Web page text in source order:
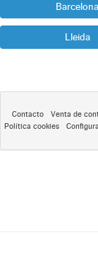
Barcelona
Lleida
Contacto Venta de
Política cookies